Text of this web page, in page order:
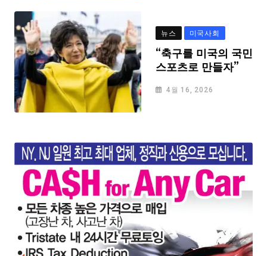
뉴스 미국사회
“축구를 미국의 국민
스포츠로 만들자”
4월 16, 2026